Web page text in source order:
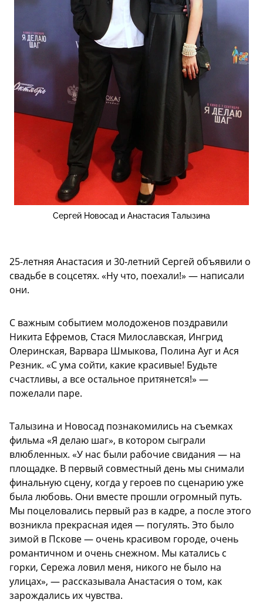
Сергей Новосад и Анастасия Талызина
25-летняя Анастасия и 30-летний Сергей объявили о
свадьбе в соцсетях. «Ну что, поехали!» — написали
они.
С важным событием молодоженов поздравили
Никита Ефремов, Стася Милославская, Ингрид
Олеринская, Варвара Шмыкова, Полина Ауг и Ася
Резник. «С ума сойти, какие красивые! Будьте
счастливы, а все остальное притянется!» —
пожелали паре.
Талызина и Новосад познакомились на съемках
фильма «Я делаю шаг», в котором сыграли
влюбленных. «У нас были рабочие свидания — на
площадке. В первый совместный день мы снимали
финальную сцену, когда у героев по сценарию уже
была любовь. Они вместе прошли огромный путь.
Мы поцеловались первый раз в кадре, а после этого
возникла прекрасная идея — погулять. Это было
зимой в Пскове — очень красивом городе, очень
романтичном и очень снежном. Мы катались с
горки, Сережа ловил меня, никого не было на
улицах», — рассказывала Анастасия о том, как
зарождались их чувства.